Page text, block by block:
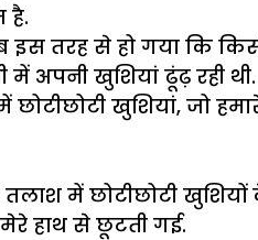
है.
तरह से हो गया कि
खुशियां ढूंढ़ रही थी.
खुशियां, जो
में छोटीछोटी
हाथ से छूटती गई.